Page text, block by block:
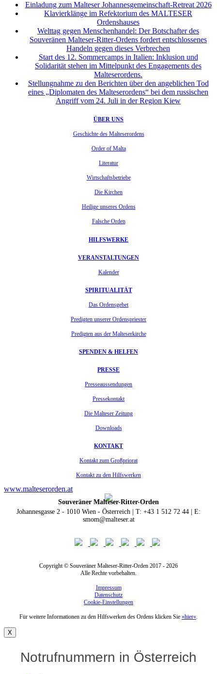
Einladung zum Malteser Johannesgemeinschaft-Retreat 2026
Klavierklänge im Refektorium des MALTESER
Ordenshauses
Welttag gegen Menschenhandel: Der Botschafter des
Souveränen Malteser-Ritter-Ordens fordert entschlossenes
Handeln gegen dieses Verbrechen
Start des 12. Sommercamps in Italien: Inklusion und
Solidarität stehen im Mittelpunkt des Engagements des
Malteserordens.
Stellungnahme zu den Berichten über den angeblichen Tod
eines „Diplomaten des Malteserordens“ bei dem russischen
Angriff vom 24. Juli in der Region Kiew
ÜBER UNS
Geschichte des Malteserordens
Order of Malta
Literatur
Wirtschaftsbetriebe
Die Kirchen
Heilige unseres Ordens
Falsche Orden
HILFSWERKE
VERANSTALTUNGEN
Kalender
SPIRITUALITÄT
Das Ordensgebet
Predigten unserer Ordenspriester
Predigten aus der Malteserkirche
SPENDEN & HELFEN
PRESSE
Presseaussendungen
Pressekontakt
Die Malteser Zeitung
Downloads
KONTAKT
Kontakt zum Großpriorat
Kontakt zu den Hilfswerken
www.malteserorden.at
Souveräner Malteser-Ritter-Orden
Johannesgasse 2 - 1010 Wien - Österreich | T: +43 1 512 72 44 | E:
smom@malteser.at
Copyright © Souveräner Malteser-Ritter-Orden 2017 - 2026
Alle Rechte vorbehalten.
Impressum
Datenschutz
Cookie-Einstellungen
Für weitere Informationen zu den Hilfswerken des Ordens klicken Sie »hier«.
X
Notrufnummern in Österreich